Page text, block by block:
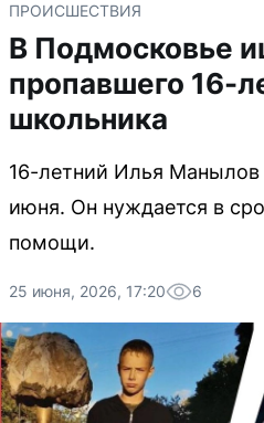
ПРОИСШЕСТВИЯ
В Подмосковье
пропавшего 16-
школьника
16-летний Илья
июня. Он нуждается в
помощи.
25 июня, 2026, 17:20 6